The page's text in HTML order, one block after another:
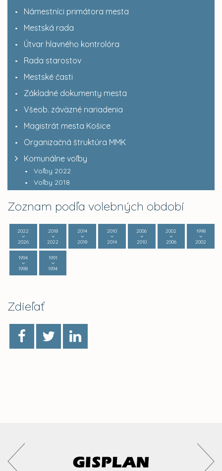
Námestníci primátora mesta
Mestská rada
Útvar hlavného kontrolóra
Rada starostov
Mestské časti
Základné dokumenty mesta
Všeob. záväzné nariadenia
Magistrát mesta Košice
Organizačná štruktúra MMK
Komunálne voľby
Voľby 2022
Voľby 2018
Zoznam podľa volebných období
2022
2026
2018
2022
2014
2018
2010
2014
2006
2010
2002
2006
1998
2002
1994
1998
1991
1994
Zdieľať